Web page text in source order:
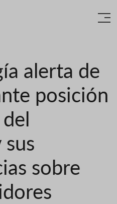
alerta de
posición
sobre